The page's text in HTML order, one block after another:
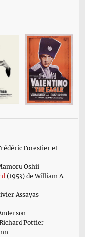
Forestier et
Oshii
(1953) de William A.
Assayas
Pottier